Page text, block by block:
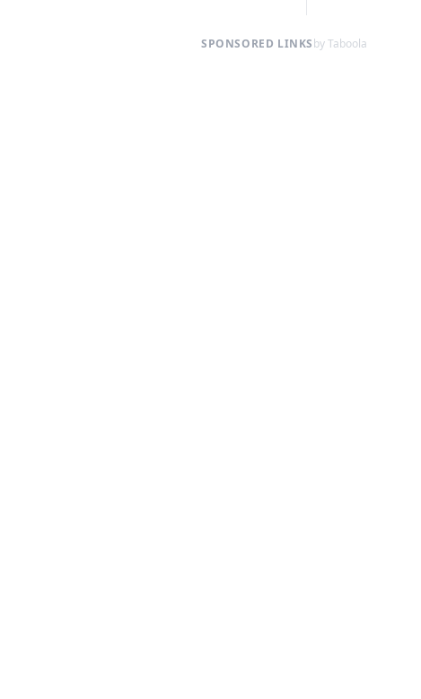
SPONSORED LINKSby Taboola